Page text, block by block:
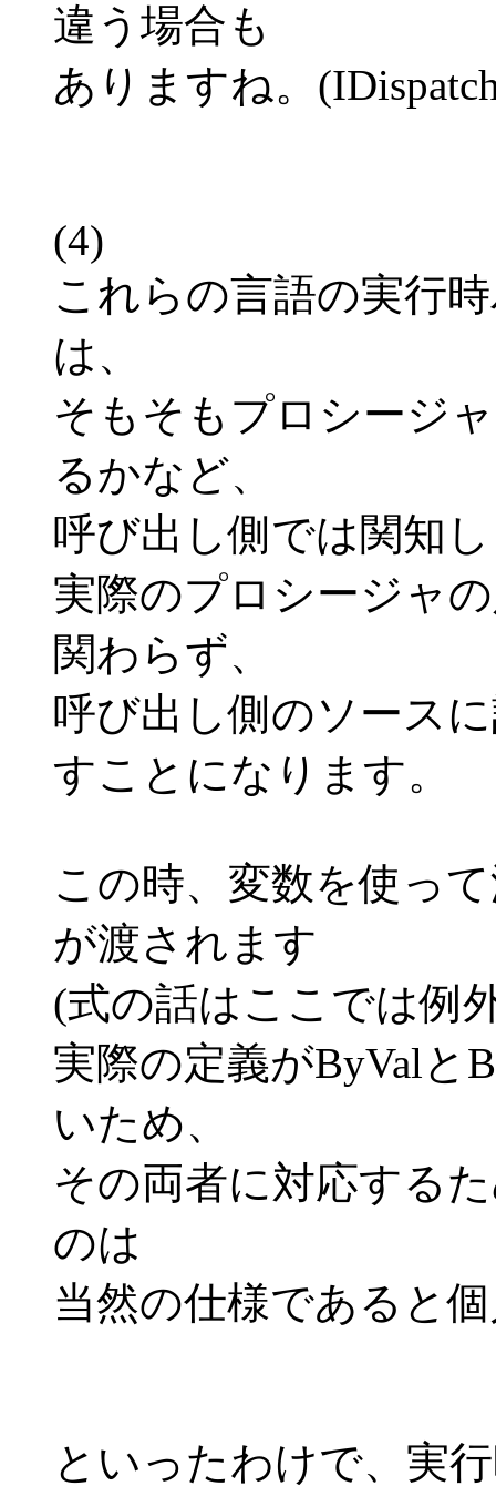
違う場合も
ありますね。
(4)
これらの言語の実行
は、
そもそもプロシージ
るかなど、
呼び出し側では関知
実際のプロシージャ
関わらず、
呼び出し側のソース
すことになります。
この時、変数を使っ
が渡されます
(式の話はここでは例
実際の定義がByValと
いため、
その両者に対応する
のは
当然の仕様であると
といったわけで、実